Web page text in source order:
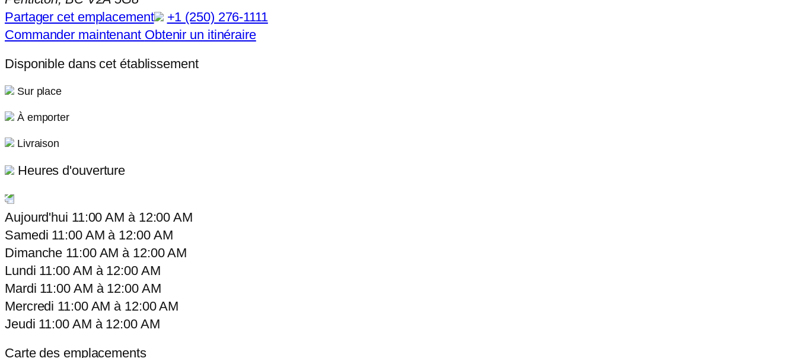
Partager cet emplacement
+1 (250) 276-1111
Commander maintenant Obtenir un itinéraire
Disponible dans cet établissement
Sur place
À emporter
Livraison
Heures d'ouverture
Aujourd'hui 11:00 AM à12:00 AM
Samedi 11:00 AM à12:00 AM
Dimanche 11:00 AM à12:00 AM
Lundi 11:00 AM à12:00 AM
Mardi 11:00 AM à12:00 AM
Mercredi 11:00 AM à12:00 AM
Jeudi 11:00 AM à12:00 AM
Carte des emplacements